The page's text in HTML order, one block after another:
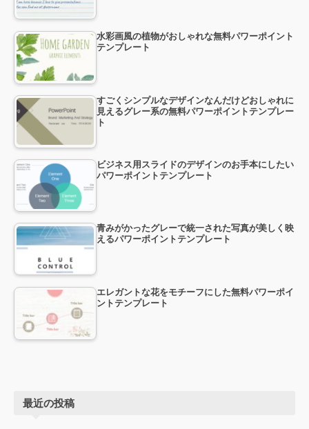
水彩画風の植物がおしゃれな無料パワーポイント
テンプレート
すごくシンプルなデザインなんだけどおしゃれに
見えるグレー系の無料パワーポイントテンプレー
ト
ビジネス用スライドのデザインのお手本にしたい
パワーポイントテンプレート
青みがかったグレーで統一された写真が美しく映
えるパワーポイントテンプレート
エレガントな花をモチーフにした無料パワーポイ
ントテンプレート
最近の投稿